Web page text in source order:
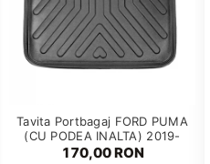
Tavita Portbagaj FORD PUMA
(CU PODEA INALTA) 2019-
170,00 RON